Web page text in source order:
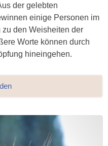
der gelebten
einige Personen im
den Weisheiten der
Worte können durch
hineingehen.